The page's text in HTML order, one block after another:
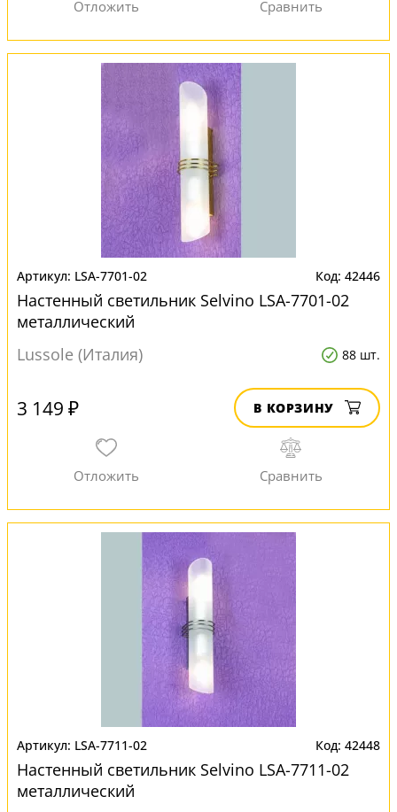
LSA-7701-02 42446
Настенный светильник Selvino LSA-7701-02
металлический
Lussole (Италия)
88 шт.
3 149 ₽ В КОРЗИНУ
LSA-7711-02 42448
Настенный светильник Selvino LSA-7711-02
металлический